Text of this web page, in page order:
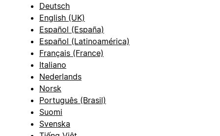
Deutsch
English (UK)
Español (España)
Español (Latinoamérica)
Français (France)
Italiano
Nederlands
Norsk
Português (Brasil)
Suomi
Svenska